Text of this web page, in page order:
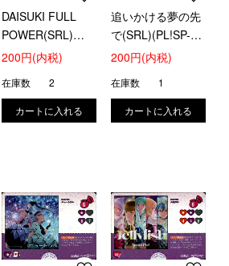
DAISUKI FULL
POWER(SRL)
(PL!SP-bp4-028-
200円(内税)
在庫数 2
追いかける夢の先
で(SRL)(PL!SP-
bp4-029-SRL)
200円(内税)
在庫数 1